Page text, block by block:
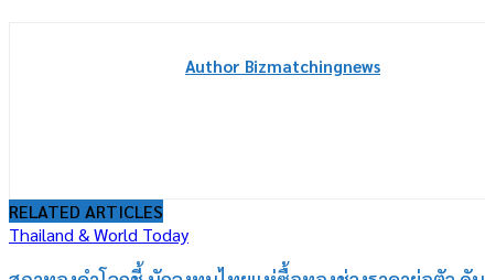
Author Bizmatchingnews
RELATED ARTICLES
Thailand & World Today